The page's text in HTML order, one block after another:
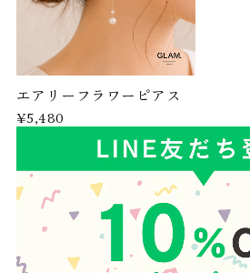
エアリーフラワーピアス
¥5,480